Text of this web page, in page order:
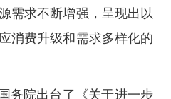
需求不断增强，呈现出以
消费升级和需求多样化的
务院出台了《关于进一步